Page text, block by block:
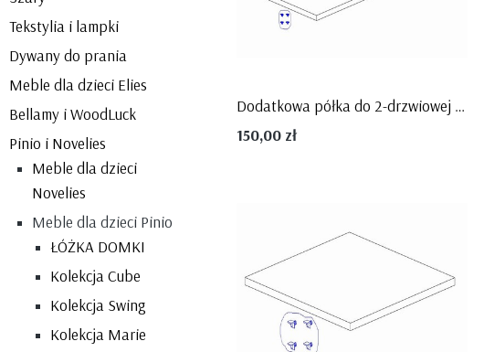
Tekstylia i lampki
Dywany do prania
Meble dla dzieci Elies
Bellamy i WoodLuck
Pinio i Novelies
Meble dla dzieci
Novelies
Meble dla dzieci Pinio
ŁÓŻKA DOMKI
Kolekcja Cube
Kolekcja Swing
Kolekcja Marie
Dodatkowa półka do 2-drzwiowej szafy Marsylia, PINIO
150,00 zł